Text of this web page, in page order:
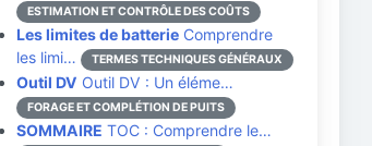
ESTIMATION ET CONTRÔLE DES COÛTS
Les limites de batterie Comprendre
les limi…
TERMES TECHNIQUES GÉNÉRAUX
Outil DV Outil DV : Un éléme…
FORAGE ET COMPLÉTION DE PUITS
SOMMAIRE TOC : Comprendre le…